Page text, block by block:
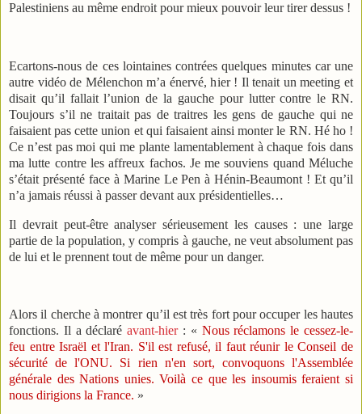
Palestiniens au même endroit pour mieux pouvoir leur tirer dessus !
Ecartons-nous de ces lointaines contrées quelques minutes car une
autre vidéo de Mélenchon m’a énervé, hier ! Il tenait un meeting et
disait qu’il fallait l’union de la gauche pour lutter contre le RN.
Toujours s’il ne traitait pas de traitres les gens de gauche qui ne
faisaient pas cette union et qui faisaient ainsi monter le RN. Hé ho !
Ce n’est pas moi qui me plante lamentablement à chaque fois dans
ma lutte contre les affreux fachos. Je me souviens quand Méluche
s’était présenté face à Marine Le Pen à Hénin-Beaumont ! Et qu’il
n’a jamais réussi à passer devant aux présidentielles…
Il devrait peut-être analyser sérieusement les causes : une large
partie de la population, y compris à gauche, ne veut absolument pas
de lui et le prennent tout de même pour un danger.
Alors il cherche à montrer qu’il est très fort pour occuper les hautes
fonctions. Il a déclaréavant-hier: « Nous réclamons le cessez-le-
feu entre Israël et l'Iran. S'il est refusé, il faut réunir le Conseil de
sécurité de l'ONU. Si rien n'en sort, convoquons l'Assemblée
générale des Nations unies. Voilà ce que les insoumis feraient si
nous dirigions la France. »